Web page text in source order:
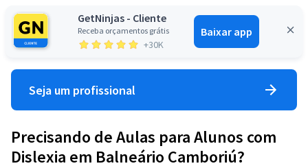
GetNinjas - Cliente
Receba orçamentos grátis
+30K
Baixar app
Entrar
Seja um profissional
Precisando de Aulas para Alunos com
Dislexia em Balneário Camboriú?